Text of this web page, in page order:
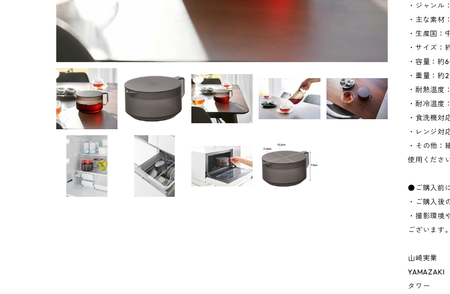
・ジャンル
・主な素材
・生産国：
・サイズ：
・容量：約
・重量：約
・耐熱温度
・耐冷温度
・食洗機対
・レンジ対
・その他：
使用くださ
●ご購入前
・ご購入後
・撮影環境
ございます。
山崎実業
YAMAZAKI
タワー